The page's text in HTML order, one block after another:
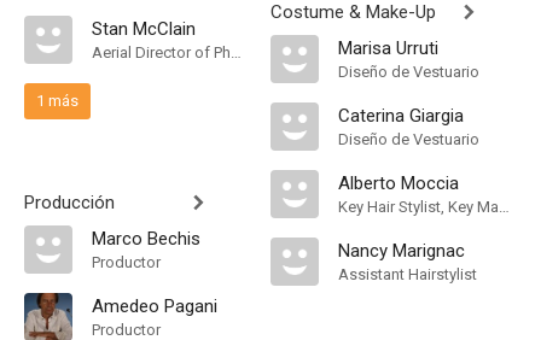
Stan McClain
Aerial Director of Photography
1 más
Producción
Marco Bechis
Productor
Amedeo Pagani
Productor
Costume & Make-Up
Marisa Urruti
Diseño de Vestuario
Caterina Giargia
Diseño de Vestuario
Alberto Moccia
Key Hair Stylist, Key Makeup Artist
Nancy Marignac
Assistant Hairstylist